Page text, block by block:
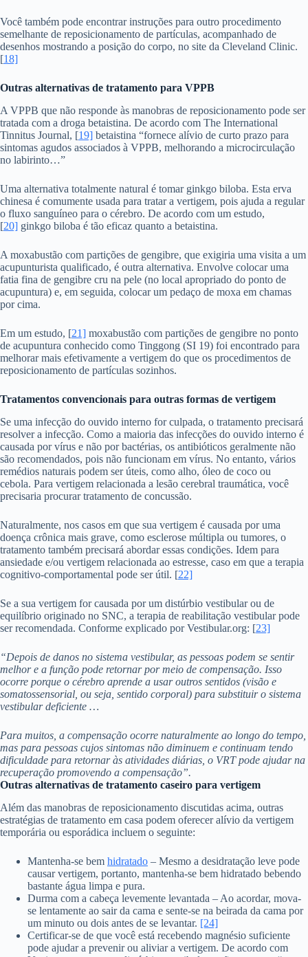
Você também pode encontrar instruções para outro procedimento
semelhante de reposicionamento de partículas, acompanhado de
desenhos mostrando a posição do corpo, no site da Cleveland Clinic.
[18]
Outras alternativas de tratamento para VPPB
A VPPB que não responde às manobras de reposicionamento pode ser
tratada com a droga betaistina. De acordo com The International
Tinnitus Journal, [19] betaistina “fornece alívio de curto prazo para
sintomas agudos associados à VPPB, melhorando a microcirculação
no labirinto…”
Uma alternativa totalmente natural é tomar ginkgo biloba. Esta erva
chinesa é comumente usada para tratar a vertigem, pois ajuda a regular
o fluxo sanguíneo para o cérebro. De acordo com um estudo,
[20] ginkgo biloba é tão eficaz quanto a betaistina.
A moxabustão com partições de gengibre, que exigiria uma visita a um
acupunturista qualificado, é outra alternativa. Envolve colocar uma
fatia fina de gengibre cru na pele (no local apropriado do ponto de
acupuntura) e, em seguida, colocar um pedaço de moxa em chamas
por cima.
Em um estudo, [21] moxabustão com partições de gengibre no ponto
de acupuntura conhecido como Tinggong (SI 19) foi encontrado para
melhorar mais efetivamente a vertigem do que os procedimentos de
reposicionamento de partículas sozinhos.
Tratamentos convencionais para outras formas de vertigem
Se uma infecção do ouvido interno for culpada, o tratamento precisará
resolver a infecção. Como a maioria das infecções do ouvido interno é
causada por vírus e não por bactérias, os antibióticos geralmente não
são recomendados, pois não funcionam em vírus. No entanto, vários
remédios naturais podem ser úteis, como alho, óleo de coco ou
cebola. Para vertigem relacionada a lesão cerebral traumática, você
precisaria procurar tratamento de concussão.
Naturalmente, nos casos em que sua vertigem é causada por uma
doença crônica mais grave, como esclerose múltipla ou tumores, o
tratamento também precisará abordar essas condições. Idem para
ansiedade e/ou vertigem relacionada ao estresse, caso em que a terapia
cognitivo-comportamental pode ser útil. [22]
Se a sua vertigem for causada por um distúrbio vestibular ou de
equilíbrio originado no SNC, a terapia de reabilitação vestibular pode
ser recomendada. Conforme explicado por Vestibular.org: [23]
“Depois de danos no sistema vestibular, as pessoas podem se sentir
melhor e a função pode retornar por meio de compensação. Isso
ocorre porque o cérebro aprende a usar outros sentidos (visão e
somatossensorial, ou seja, sentido corporal) para substituir o sistema
vestibular deficiente …
Para muitos, a compensação ocorre naturalmente ao longo do tempo,
mas para pessoas cujos sintomas não diminuem e continuam tendo
dificuldade para retornar às atividades diárias, o VRT pode ajudar na
recuperação promovendo a compensação”.
Outras alternativas de tratamento caseiro para vertigem
Além das manobras de reposicionamento discutidas acima, outras
estratégias de tratamento em casa podem oferecer alívio da vertigem
temporária ou esporádica incluem o seguinte:
Mantenha-se bem hidratado – Mesmo a desidratação leve pode
causar vertigem, portanto, mantenha-se bem hidratado bebendo
bastante água limpa e pura.
Durma com a cabeça levemente levantada – Ao acordar, mova-
se lentamente ao sair da cama e sente-se na beirada da cama por
um minuto ou dois antes de se levantar. [24]
Certificar-se de que você está recebendo magnésio suficiente
pode ajudar a prevenir ou aliviar a vertigem. De acordo com